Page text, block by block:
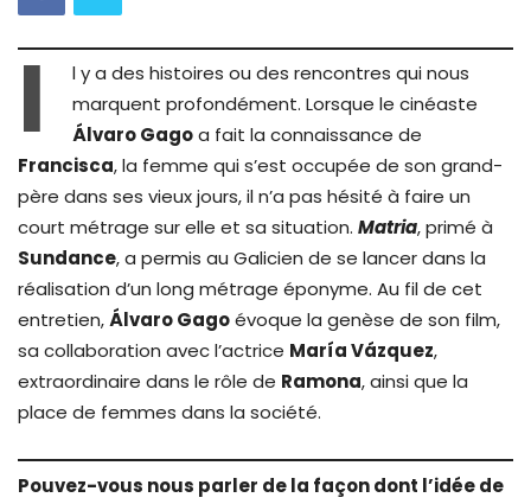
I
l y a des histoires ou des rencontres qui nous
marquent profondément. Lorsque le cinéaste
Álvaro Gagoa fait la connaissance de
Francisca, la femme qui s’est occupée de son grand-
père dans ses vieux jours, il n’a pas hésité à faire un
court métrage sur elle et sa situation. Matria, primé à
Sundance, a permis au Galicien de se lancer dans la
réalisation d’un long métrage éponyme. Au fil de cet
entretien,Álvaro Gagoévoque la genèse de son film,
sa collaboration avec l’actrice María Vázquez,
extraordinaire dans le rôle de Ramona, ainsi que la
place de femmes dans la société.
Pouvez-vous nous parler de la façon dont l’idée de